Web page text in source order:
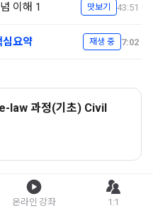
이해 1 맛보기 43:51
요약 재생 중 7:02
law 과정(기초) Civil
온라인 강좌 1:1